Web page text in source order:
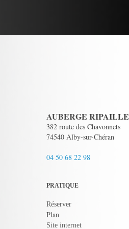
AUBERGE RIPAILLE
382 route des Chavonnets
74540 Alby-sur-Chéran
04 50 68 22 98
PRATIQUE
Réserver
Plan
Site internet